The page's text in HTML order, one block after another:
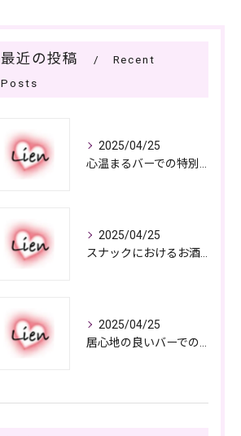
最近の投稿
Recent
Posts
2025/04/25
2025/04/25
2025/04/25